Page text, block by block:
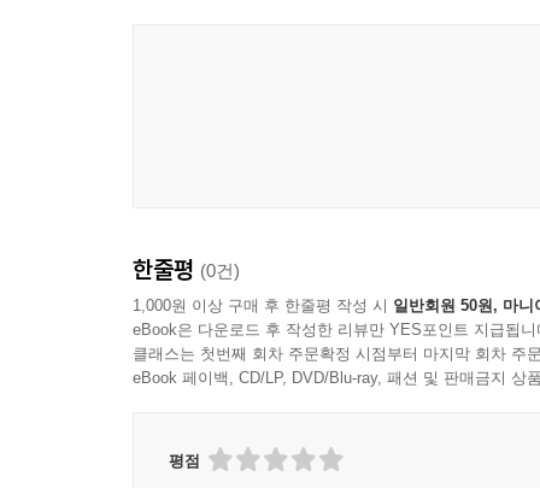
14. Rencontre au Bord du Lac
16. L'Etranger
17. Reve
18. Tableaux de Genre du Souvenir
20. Les Perles
21. Les Rivages de l'Oubli
한줄평 (0건)
1,000원 이상 구매 후 한줄평 작성 시 일반회원 50원, 마니
eBook은 다운로드 후 작성한 리뷰만 YES포인트 지급됩니
클래스는 첫번째 회차 주문확정 시점부터 마지막 회차 주
eBook 페이백, CD/LP, DVD/Blu-ray, 패션 및 판매금지 상
평점